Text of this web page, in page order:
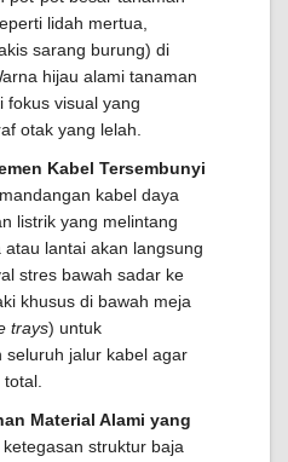
lidah mertua,
sarang burung) di
hijau alami tanaman
fokus visual yang
otak yang lelah.
Kabel Tersembunyi
kabel daya
listrik yang melintang
lantai akan langsung
stres bawah sadar ke
khusus di bawah meja
trays) untuk
seluruh jalur kabel agar
Material Alami yang
struktur baja